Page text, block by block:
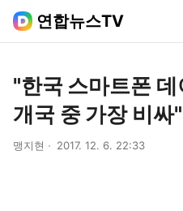
연합뉴스TV
"한국 스마트폰
개국 중 가장 비싸"
맹지현 2017. 12. 6. 22:33